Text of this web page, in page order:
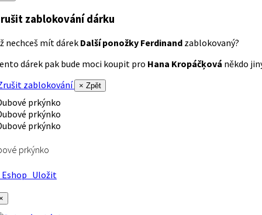
zablokování dárku
nechceš mít dárek Další ponožky Ferdinand zablokovaný?
dárek pak bude moci koupit pro Hana Kropáčķová někdo
zablokování
× Zpět
prkýnko
Uložit